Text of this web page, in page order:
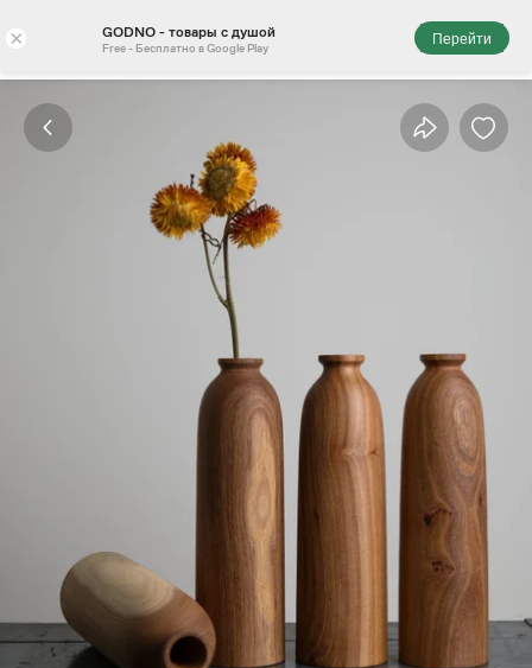
× GODNO - товары с душой
Free - Бесплатно в Google Play
Перейти